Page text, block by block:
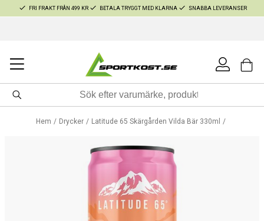
FRI FRAKT FRÅN 499 KR BETALA TRYGGT MED KLARNA SNABBA LEVERANSER
Hem Drycker Latitude 65 Skärgården Vilda Bär 330ml